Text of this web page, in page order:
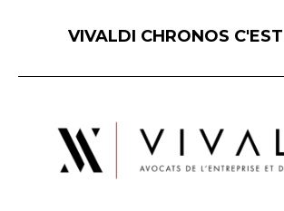
VIVALDI CHRONOS